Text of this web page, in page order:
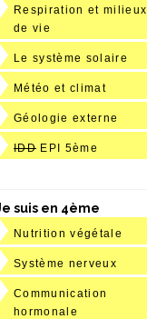
Respiration et milieux
de vie
Le système solaire
Météo et climat
Géologie externe
IDD EPI 5ème
suis en 4ème
Nutrition végétale
Système nerveux
Communication
hormonale